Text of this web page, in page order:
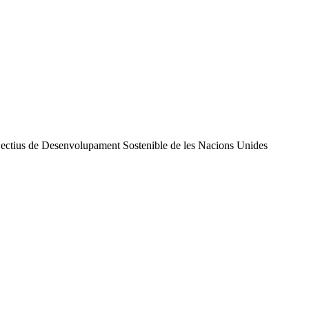
de Desenvolupament Sostenible de les Nacions Unides